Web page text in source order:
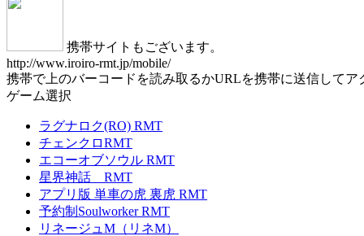
携帯サイトもございます。
http://www.iroiro-rmt.jp/mobile/
携帯で上のバーコードを読み取るかURLを携帯に送信してア
ゲーム選択
ラグナロク(RO) RMT
チェンクロRMT
エコーオブソウル RMT
星界神話 RMT
アプリ版 単車の虎 裏虎 RMT
予約制Soulworker RMT
リネージュM（リネM）